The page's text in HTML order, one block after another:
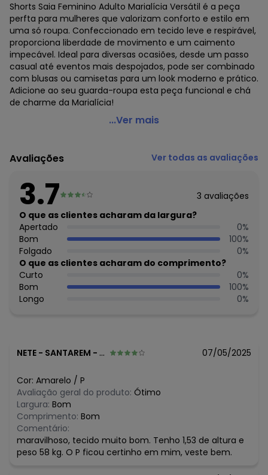
Shorts Saia Feminino Adulto Marialícia Versátil é a peça
perfta para mulheres que valorizam conforto e estilo em
uma só roupa. Confeccionado em tecido leve e respirável,
proporciona liberdade de movimento e um caimento
impecável. Ideal para diversas ocasiões, desde um passo
casual até eventos mais despojados, pode ser combinado
com blusas ou camisetas para um look moderno e prático.
Adicione ao seu guarda-roupa esta peça funcional e chá
de charme da Marialícia!
Marialícia - Shorts Saia Feminino Adulto Amarelo
Modelagem: Ampla
Comprimento: Curto
Cinto: Não acompanha
Cintura: Média
Fornecedor: ELIAN INDUSTRIA TEXTIL LTDA / CNPJ
82.698.085/0001-98
Feito: no Brasil
Cuidados para conservação do produto: Lavagem a mão
Não alvejar Não secar em tambor Secagem em varal
Temperatura máxima da base do ferro a 110° C sem vapor
Não limpar a seco
Tecido: Viscose creponada
O preço apresentado abaixo é o menor oferecido em
agosto/2026
julho/2026
junho/2026
maio/2026
abril/2026
março/2026 N/D*
fevereiro/2026 N/D*
...Ver mais
Avaliações Ver todas as avaliações
3.7 3 avaliações
O que as clientes acharam da largura?
Apertado
0%
Bom
100%
Folgado
0%
O que as clientes acharam do comprimento?
Curto
0%
Bom
100%
Longo
0%
NETE - SANTAREM - PA 07/05/2025
Cor: Amarelo / P
Avaliação geral do produto: Ótimo
Largura: Bom
Comprimento: Bom
Comentário:
maravilhoso, tecido muito bom. Tenho 1,53 de altura e
peso 58 kg. O P ficou certinho em mim, veste bem.